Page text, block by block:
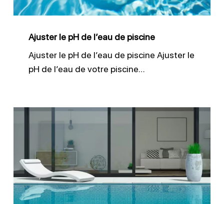
piscine
Ajuster le pH de l’eau de piscine
Ajuster le pH de l’eau de piscine Ajuster le
pH de l’eau de votre piscine…
niveau
d’eau
dans